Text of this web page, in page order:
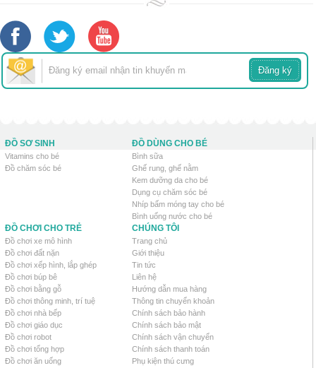
ĐỒ SƠ SINH
Vitamins cho bé
Đồ chăm sóc bé
ĐỒ DÙNG CHO BÉ
Bình sữa
Ghế rung, ghế nằm
Kem dưỡng da cho bé
Dụng cụ chăm sóc bé
Nhíp bấm móng tay cho bé
Bình uống nước cho bé
ĐỒ CHƠI CHO TRẺ
Đồ chơi xe mô hình
Đồ chơi đất nặn
Đồ chơi xếp hình, lắp ghép
Đồ chơi búp bê
Đồ chơi bằng gỗ
Đồ chơi thông minh, trí tuệ
Đồ chơi nhà bếp
Đồ chơi giáo dục
Đồ chơi robot
Đồ chơi tổng hợp
Đồ chơi ăn uống
CHÚNG TÔI
Trang chủ
Giới thiệu
Tin tức
Liên hệ
Hướng dẫn mua hàng
Thông tin chuyển khoản
Chính sách bảo hành
Chính sách bảo mật
Chính sách vận chuyển
Chính sách thanh toán
Phụ kiện thú cưng